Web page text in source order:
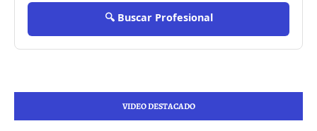
🔍 Buscar Profesional
VIDEO DESTACADO